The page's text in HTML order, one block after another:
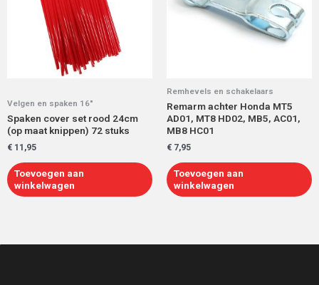
Velgen en spaken 16"
Spaken cover set rood 24cm
(op maat knippen) 72 stuks
€ 11,95
Toevoegen aan
winkelwagen
Remhevels en schakelaars
Remarm achter Honda MT5
AD01, MT8 HD02, MB5, AC01,
MB8 HC01
€ 7,95
Toevoegen aan
winkelwagen